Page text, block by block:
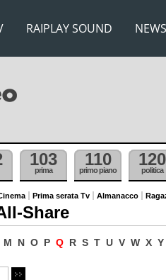
RAIPLAY SOUND NEWS
103
prima
110
primo piano
120
politica
Prima serata Tv Almanacco
Share
M N O P Q R S T U V W X Y